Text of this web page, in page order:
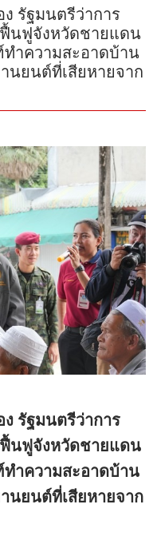
ง รัฐมนตรีว่าการ
ฟื้นฟูจังหวัดชายแดน
ำความสะอาดบ้าน
นยนต์ที่เสียหายจาก
ง รัฐมนตรีว่าการ
ฟื้นฟูจังหวัดชายแดน
ำความสะอาดบ้าน
นยนต์ที่เสียหายจาก